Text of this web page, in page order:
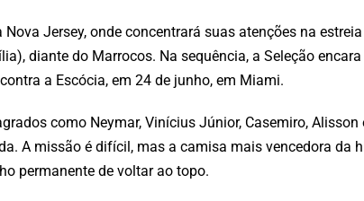
Jersey, onde concentrará suas atenções na estreia
diante do Marrocos. Na sequência, a Seleção
a Escócia, em 24 de junho, em Miami.
como Neymar, Vinícius Júnior, Casemiro, Alisson
A missão é difícil, mas a camisa mais vencedora da
permanente de voltar ao topo.